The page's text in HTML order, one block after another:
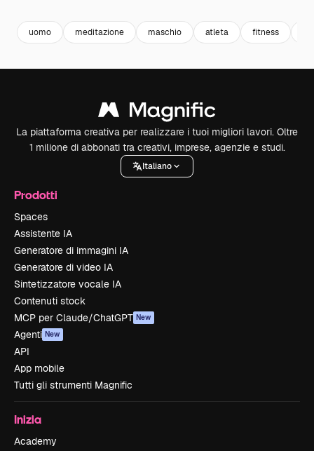
uomo meditazione maschio atleta fitness
La piattaforma creativa per realizzare i tuoi migliori lavori. Oltre
1 milione di abbonati tra creativi, imprese, agenzie e studi.
Italiano
Prodotti
Spaces
Assistente IA
Generatore di immagini IA
Generatore di video IA
Sintetizzatore vocale IA
Contenuti stock
MCP per Claude/ChatGPT New
Agenti New
API
App mobile
Tutti gli strumenti Magnific
Inizia
Academy